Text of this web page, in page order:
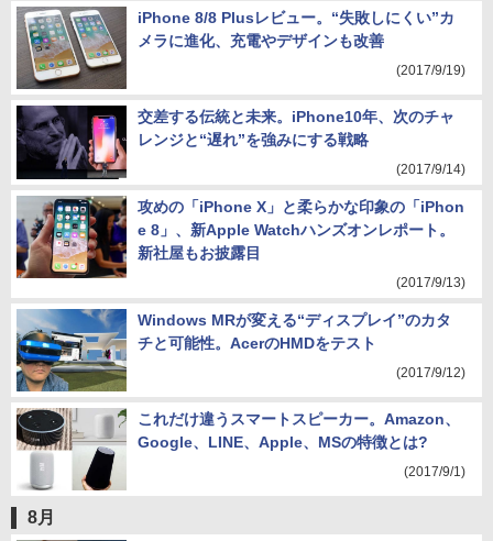
iPhone 8/8 Plusレビュー。“失敗しにくい”カ
メラに進化、充電やデザインも改善
(2017/9/19)
交差する伝統と未来。iPhone10年、次のチャ
レンジと“遅れ”を強みにする戦略
(2017/9/14)
攻めの「iPhone X」と柔らかな印象の「iPhon
e 8」、新Apple Watchハンズオンレポート。
新社屋もお披露目
(2017/9/13)
Windows MRが変える“ディスプレイ”のカタ
チと可能性。AcerのHMDをテスト
(2017/9/12)
これだけ違うスマートスピーカー。Amazon、
Google、LINE、Apple、MSの特徴とは?
(2017/9/1)
8月